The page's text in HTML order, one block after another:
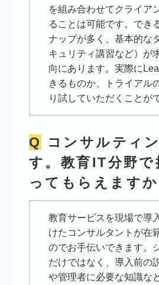
を組み合わせてクライア
ることは可能です。でき
ナップが多く、基本的な
キュリティ講習など）が
向にあります。実際に
きるものか、トライアル
り試していただくことが
Q
コンサルティ
す。教育IT分野で
ってもらえますか
教育サービスを現場で導
けたコンサルタントが在
のでお手伝いできます。
だけではなく、導入前の
や管理者に必要な知識な